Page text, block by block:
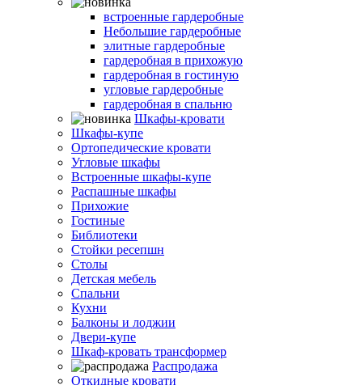
встроенные гардеробные
Небольшие гардеробные
элитные гардеробные
гардеробная в прихожую
гардеробная в гостиную
угловые гардеробные
гардеробная в спальню
Шкафы-кровати
Шкафы-купе
Ортопедические кровати
Угловые шкафы
Встроенные шкафы-купе
Распашные шкафы
Прихожие
Гостиные
Библиотеки
Стойки ресепшн
Столы
Детская мебель
Спальни
Кухни
Балконы и лоджии
Двери-купе
Шкаф-кровать трансформер
Распродажа
Откидные кровати